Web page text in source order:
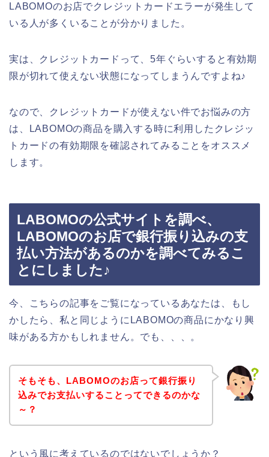
LABOMOのお店でクレジットカードエラーが発生して
いる人が多くいることが分かりました。
実は、クレジットカードって、5年ぐらいすると有効期
限が切れて使えない状態になってしまうんですよね♪
なので、クレジットカードが使えない件でお悩みの方
は、LABOMOの商品を購入する時に利用したクレジッ
トカードの有効期限を確認されてみることをオススメ
します。
LABOMOの公式サイトを調べ、
LABOMOのお店で銀行振り込みの支
払い方法があるのかを調べてみるこ
とにしました♪
今、こちらの記事をご覧になっているあなたは、もし
かしたら、私と同じようにLABOMOの商品にかなり興
味がある方かもしれません。でも、、、。
そもそも、LABOMOのお店って銀行振り
込みでお支払いすることってできるのかな
～？
という風に考えているのではないでしょうか？